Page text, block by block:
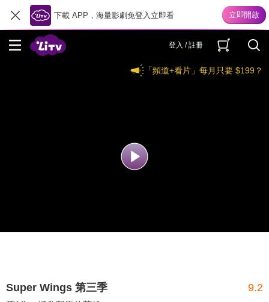
下載 APP，海量影劇免登入立即看
登入 / 註冊
「頻道+看片」每月只要 $199？
Super Wings 第三季 9.2